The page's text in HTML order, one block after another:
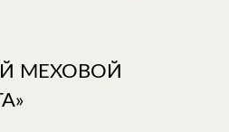
МЕХОВОЙ